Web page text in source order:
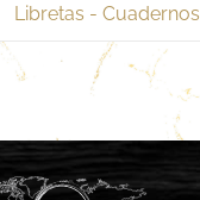
Libretas - Cuadernos